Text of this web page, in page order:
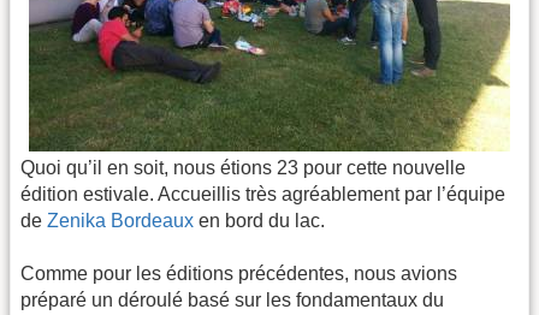
Quoi qu’il en soit, nous étions 23 pour cette nouvelle
édition estivale. Accueillis très agréablement par l’équipe
de Zenika Bordeaux en bord du lac.
Comme pour les éditions précédentes, nous avions
préparé un déroulé basé sur les fondamentaux du